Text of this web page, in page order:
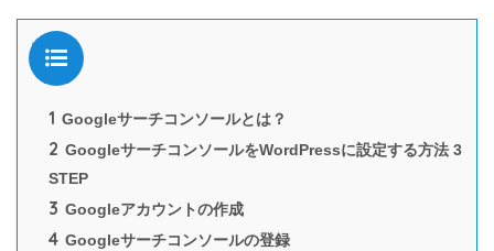
目次
1 Googleサーチコンソールとは？
2 GoogleサーチコンソールをWordPressに設定する方法 3
STEP
3 Googleアカウントの作成
4 Googleサーチコンソールの登録